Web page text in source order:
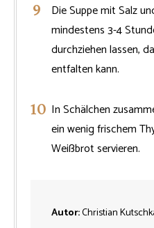
Die Suppe mit Salz
mindestens 3-4
durchziehen lassen,
entfalten kann.
In Schälchen
ein wenig frischem
Weißbrot servieren.
Autor:Christian